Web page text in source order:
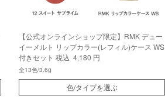
【公式オンラインショップ限定】RMK デュー
イーメルト リップカラー(レフィル)ケース WS
付きセット 税込 4,180 円
全13色/3.6g
色/タイプを選ぶ